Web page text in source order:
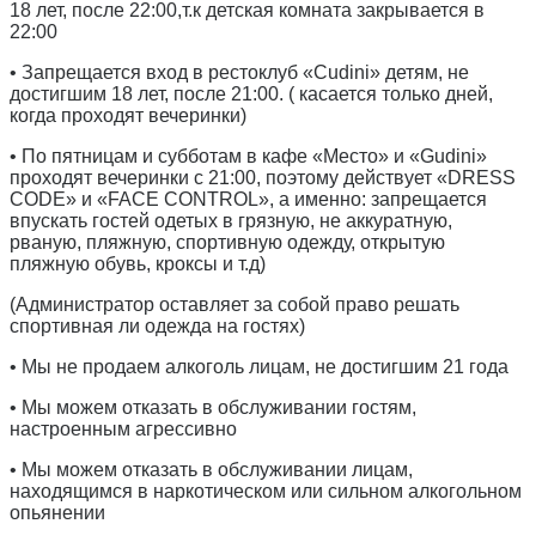
18 лет, после 22:00,т.к детская комната закрывается в
22:00
• Запрещается вход в рестоклуб «Cudini» детям, не
достигшим 18 лет, после 21:00. ( касается только дней,
когда проходят вечеринки)
• По пятницам и субботам в кафе «Место» и «Gudini»
проходят вечеринки с 21:00, поэтому действует «DRESS
CODE» и «FACE CONTROL», а именно: запрещается
впускать гостей одетых в грязную, не аккуратную,
рваную, пляжную, спортивную одежду, открытую
пляжную обувь, кроксы и т.д)
(Администратор оставляет за собой право решать
спортивная ли одежда на гостях)
• Мы не продаем алкоголь лицам, не достигшим 21 года
• Мы можем отказать в обслуживании гостям,
настроенным агрессивно
• Мы можем отказать в обслуживании лицам,
находящимся в наркотическом или сильном алкогольном
опьянении